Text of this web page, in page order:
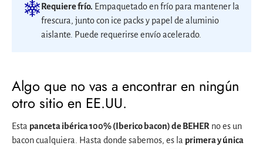
Requiere frío. Empaquetado en frío para mantener la
frescura, junto con ice packs y papel de aluminio
aislante. Puede requerirse envío acelerado.
Algo que no vas a encontrar en ningún
otro sitio en EE.UU.
Esta panceta ibérica 100% (Iberico bacon) de BEHER no es un
bacon cualquiera. Hasta donde sabemos, es la primera y única